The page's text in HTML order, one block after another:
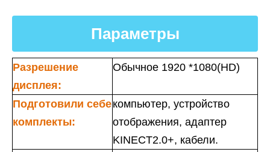
Параметры
Разрешение
дисплея:
Обычное 1920 *1080(HD)
Подготовили себе
комплекты:
компьютер, устройство
отображения, адаптер
KINECT2.0+, кабели.